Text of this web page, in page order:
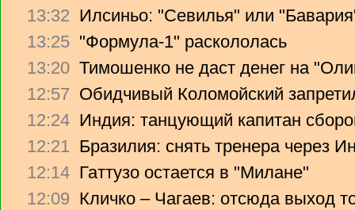
13:32 Илсиньо: "Севилья" или
13:25 "Формула-1" раскололась
13:20 Тимошенко не даст денег на
12:57 Обидчивый Коломойский
12:24 Индия: танцующий капитан
12:21 Бразилия: снять тренера через
12:14 Гаттузо остается в "Милане"
12:09 Кличко – Чагаев: отсюда выход